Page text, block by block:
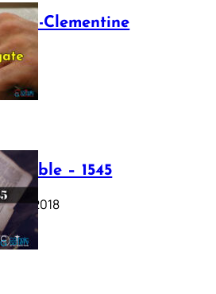
Clementine
2025
Bible – 1545
17, 2018